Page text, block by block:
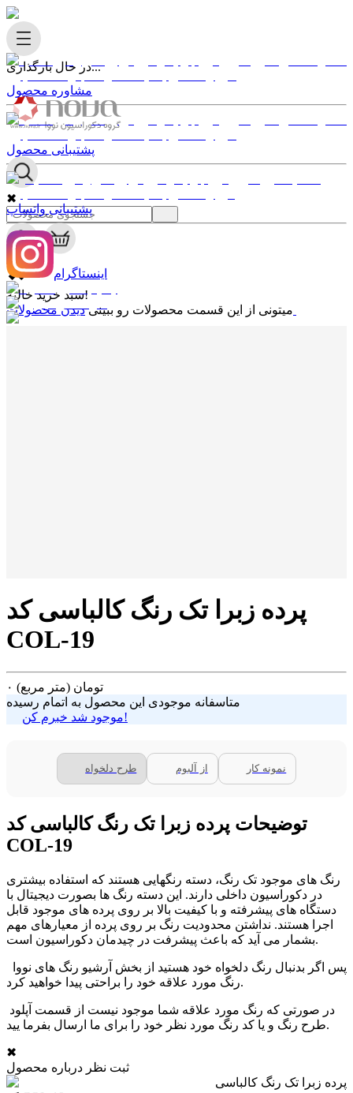
در حال بارگذاری...
✖
0
✖
سبد خرید خالیه!
میتونی از این قسمت محصولات رو ببینی
مشاوره محصول
پشتیبانی محصول
پشتیبانی واتساپ
اینستاگرام
پرده زبرا تک رنگ کالباسی کد
COL-19
۰ تومان (متر مربع)
متاسفانه موجودی این محصول به اتمام رسیده
موجود شد خبرم کن!
طرح دلخواه از آلبوم نمونه کار
توضیحات پرده زبرا تک رنگ کالباسی کد
COL-19
رنگ های موجود تک رنگ، دسته رنگهایی هستند که استفاده بیشتری
در دکوراسیون داخلی دارند. این دسته رنگ ها بصورت دیجیتال با
دستگاه های پیشرفته و با کیفیت بالا بر روی پرده های موجود قابل
اجرا هستند. نداشتن محدودیت رنگ بر روی پرده از معیارهای مهم
بشمار می آید که باعث پیشرفت در چیدمان دکوراسیون است.
رنگ مورد علاقه خود را براحتی پیدا خواهید کرد.
طرح رنگ و یا کد رنگ مورد نظر خود را برای ما ارسال بفرما یید.
✖
ثبت نظر درباره محصول
پرده زبرا تک رنگ کالباسی